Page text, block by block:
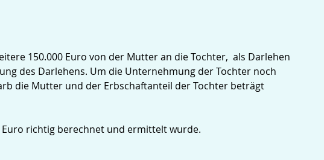
150.000 Euro von der Mutter an die Tochter, als Darlehen
des Darlehens. Um die Unternehmung der Tochter noch
die Mutter und der Erbschaftanteil der Tochter beträgt
Euro richtig berechnet und ermittelt wurde.